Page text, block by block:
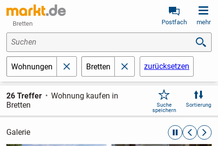
Bretten Postfach mehr
Suchen
Wohnungen schließenBretten schließenzurücksetzen
26 Treffer
Wohnung kaufen in
Bretten
Suche
speichern
Sortierung
Galerie automatische